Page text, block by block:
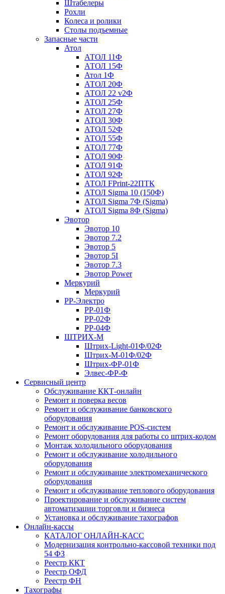
Штабелеры
Рохли
Колеса и ролики
Столы подъемные
Запасные части
Атол
АТОЛ 11Ф
АТОЛ 15Ф
Атол 1Ф
АТОЛ 20Ф
АТОЛ 22 v2Ф
АТОЛ 25Ф
АТОЛ 27Ф
АТОЛ 30Ф
АТОЛ 52Ф
АТОЛ 55Ф
АТОЛ 77Ф
АТОЛ 90Ф
АТОЛ 91Ф
АТОЛ 92Ф
АТОЛ FPrint-22ПТК
АТОЛ Sigma 10 (150Ф)
АТОЛ Sigma 7Ф (Sigma)
АТОЛ Sigma 8Ф (Sigma)
Эвотор
Эвотор 10
Эвотор 7.2
Эвотор 5
Эвотор 5I
Эвотор 7.3
Эвотор Power
Меркурий
Меркурий
РР-Электро
РР-01Ф
РР-02Ф
РР-04Ф
ШТРИХ-М
Штрих-Light-01Ф/02Ф
Штрих-М-01Ф/02Ф
Штрих-ФР-01Ф
Элвес-ФР-Ф
Сервисный центр
Обслуживание ККТ-онлайн
Ремонт и поверка весов
Ремонт и обслуживание банковского
оборудования
Ремонт и обслуживание POS-систем
Ремонт оборудования для работы со штрих-кодом
Монтаж холодильного оборудования
Ремонт и обслуживание холодильного
оборудования
Ремонт и обслуживание электромеханического
оборудования
Ремонт и обслуживание теплового оборудования
Проектирование и обслуживание систем
автоматизации торговли и бизнеса
Установка и обслуживание тахографов
Онлайн-кассы
КАТАЛОГ ОНЛАЙН-КАСС
Модернизация контрольно-кассовой техники под
54 ФЗ
Реестр ККТ
Реестр ОФД
Реестр ФН
Тахографы